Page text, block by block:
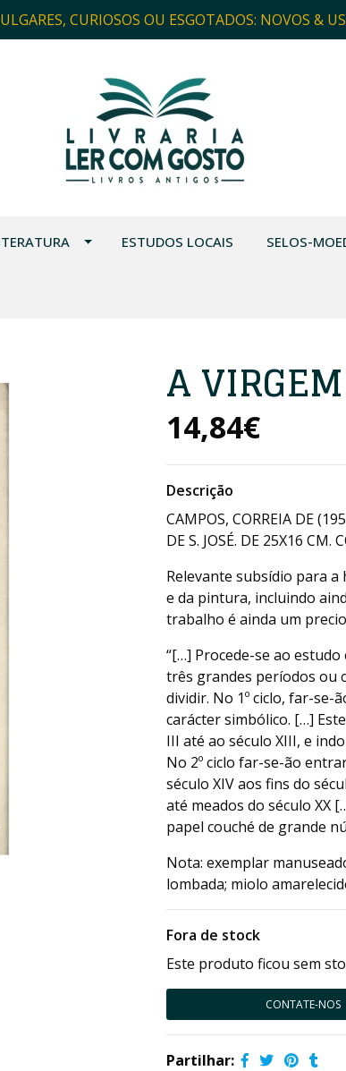
CURIOSOS OU ESGOTADOS: NOVOS &
ESTUDOS LOCAIS SELOS-
A
14,84€
Descrição
CAMPOS, CORREIA DE
DE S. JOSÉ. DE 25X16 CM.
Relevante subsídio para
e da pintura, incluindo
trabalho é ainda um
“[…] Procede-se ao
três grandes períodos ou
dividir. No 1º ciclo, far-
carácter simbólico. […]
III até ao século XIII, e
No 2º ciclo far-se-ão
século XIV aos fins do
até meados do século XX
papel couché de grande
Nota: exemplar
lombada; miolo
Fora de stock
Este produto ficou sem
CONTATE-NOS
Partilhar: